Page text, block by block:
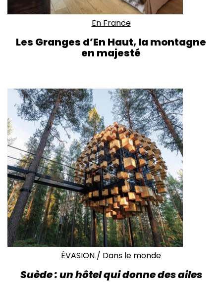
En France
Les Granges d’En Haut, la montagne
en majesté
ÉVASION / Dans le monde
Suède : un hôtel qui donne des ailes